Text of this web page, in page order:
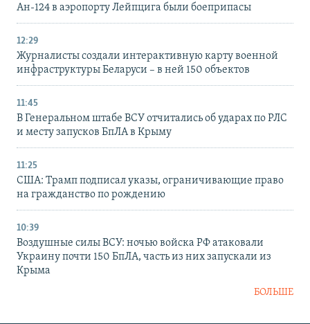
Ан-124 в аэропорту Лейпцига были боеприпасы
12:29
Журналисты создали интерактивную карту военной
инфраструктуры Беларуси – в ней 150 объектов
11:45
В Генеральном штабе ВСУ отчитались об ударах по РЛС
и месту запусков БпЛА в Крыму
11:25
США: Трамп подписал указы, ограничивающие право
на гражданство по рождению
10:39
Воздушные силы ВСУ: ночью войска РФ атаковали
Украину почти 150 БпЛА, часть из них запускали из
Крыма
БОЛЬШЕ